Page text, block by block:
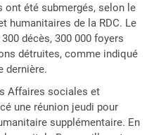
ont été submergés, selon le
humanitaires de la RDC. Le
décès, 300 000 foyers
détruites, comme indiqué
dernière.
Affaires sociales et
une réunion jeudi pour
supplémentaire. En